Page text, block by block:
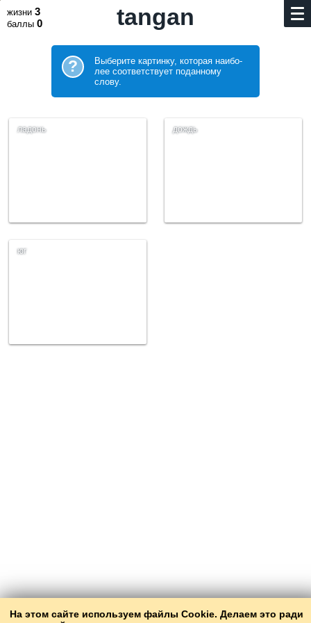
На этом сайте используем файлы Cookie. Делаем это ради
жизни 3
баллы 0 tangan
?
Выберите картинку, которая наибо­
лее соответствует поданному
слову.
ладонь дождь
юг